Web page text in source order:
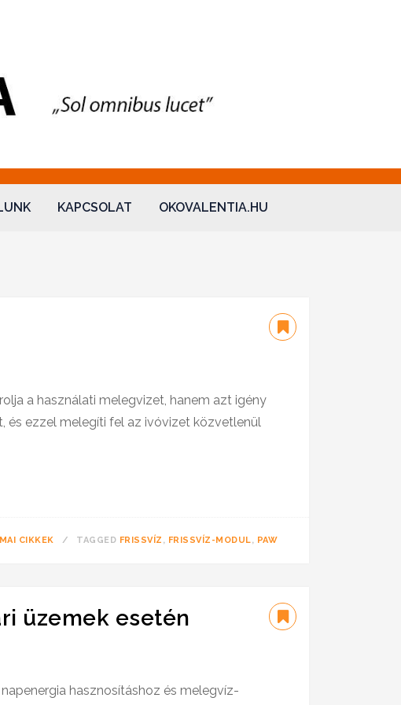
KAPCSOLAT OKOVALENTIA.HU
a használati melegvizet, hanem azt igény
és ezzel melegíti fel az ivóvizet közvetlenül
CIKKEK TAGGED FRISSVÍZ , FRISSVÍZ-MODUL, PAW
üzemek esetén
hasznosításhoz és melegvíz-